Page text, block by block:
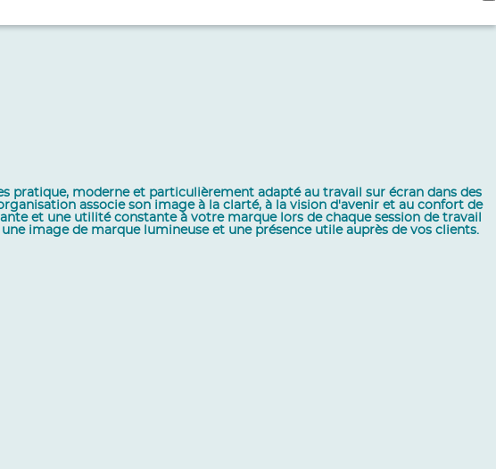
pratique, moderne et particulièrement adapté au travail sur écran dans des
associe son image à la clarté, à la vision d'avenir et au confort de
et une utilité constante à votre marque lors de chaque session de travail
image de marque lumineuse et une présence utile auprès de vos clients.